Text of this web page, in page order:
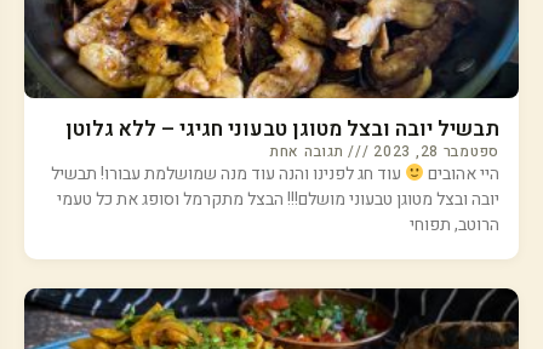
תבשיל יובה ובצל מטוגן טבעוני חגיגי – ללא גלוטן
ספטמבר 28, 2023 תגובה אחת
היי אהובים
עוד חג לפנינו והנה עוד מנה שמושלמת עבורו! תבשיל
יובה ובצל מטוגן טבעוני מושלם!!! הבצל מתקרמל וסופג את כל טעמי
הרוטב, תפוחי